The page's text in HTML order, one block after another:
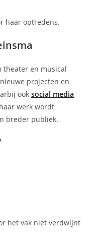
haar optredens.
theater en musical
projecten en
ook social media
werk wordt
breder publiek.
het vak niet verdwijnt